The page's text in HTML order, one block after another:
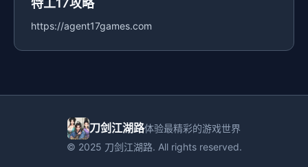
特工17攻略
https://agent17games.com
刀剑江湖路体验最精彩的游戏世界
© 2025 刀剑江湖路. All rights reserved.